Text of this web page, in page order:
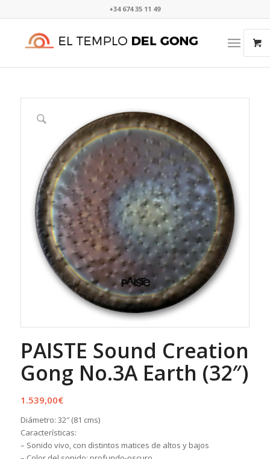
+34 674 35 11 49​⁠​
PAISTE Sound Creation
Gong No.3A Earth (32″)
1.539,00€
Diámetro: 32″ (81 cms)
Características:
– Sonido vivo, con distintos matices de altos y bajos